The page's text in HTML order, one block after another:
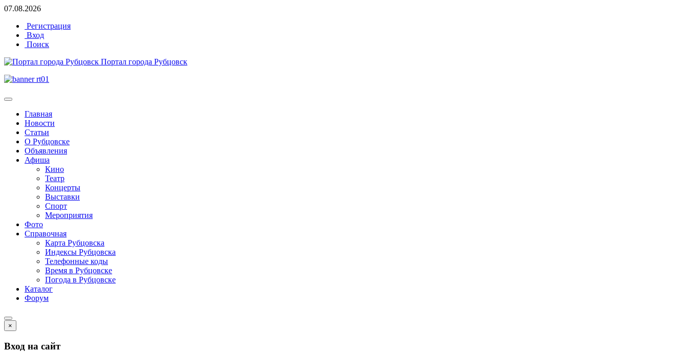
07.08.2026
Регистрация
Вход
Поиск
Портал города Рубцовск
Главная
Новости
Статьи
О Рубцовске
Объявления
Афиша
Кино
Театр
Концерты
Выставки
Спорт
Мероприятия
Фото
Справочная
Карта Рубцовска
Индексы Рубцовска
Телефонные коды
Время в Рубцовске
Погода в Рубцовске
Каталог
Форум
×
Вход на сайт